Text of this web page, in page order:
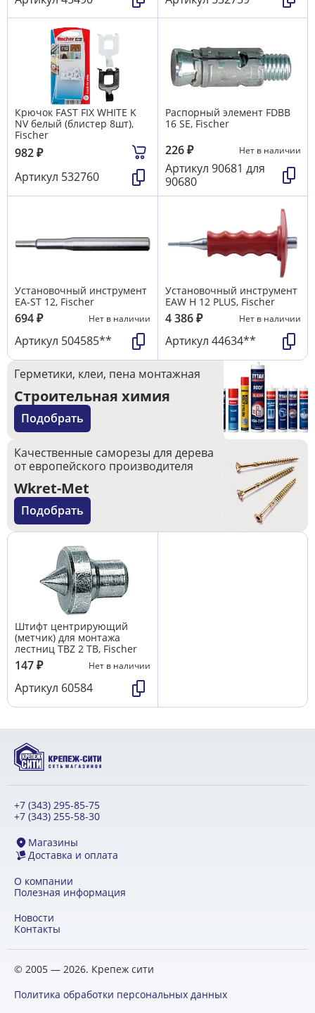
Крючок FAST FIX WHITE K
NV белый (блистер 8шт),
Fischer
982₽
Артикул 532760
Распорный элемент FDBB
16 SE, Fischer
226₽ Нет в наличии
Артикул 90681 для
90680
Установочный инструмент
EA-ST 12, Fischer
694₽ Нет в наличии
Артикул 504585**
Установочный инструмент
EAW H 12 PLUS, Fischer
4 386₽ Нет в наличии
Артикул 44634**
Герметики, клеи, пена монтажная
Строительная химия
Подобрать
Качественные саморезы для дерева
от европейского производителя
Wkret-Met
Подобрать
Штифт центрирующий
(метчик) для монтажа
лестниц TBZ 2 TB, Fischer
147₽ Нет в наличии
Артикул 60584
+7 (343) 295-85-75
+7 (343) 255-58-30
Магазины
Доставка и оплата
О компании
Полезная информация
Новости
Контакты
© 2005 — 2026. Крепеж сити
Политика обработки персональных данных